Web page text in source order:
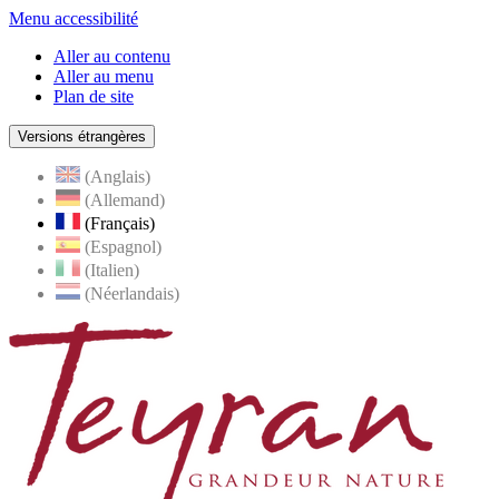
Menu accessibilité
Aller au contenu
Aller au menu
Plan de site
Versions étrangères
(Anglais)
(Allemand)
(Français)
(Espagnol)
(Italien)
(Néerlandais)